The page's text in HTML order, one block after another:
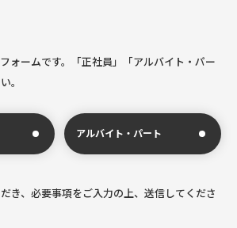
ォームです。
「正社員」「アルバイト・パー
。
アルバイト・パート
き、必要事項をご入力の上、送信してくださ